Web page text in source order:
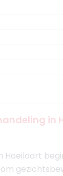
in
Hoeilaart